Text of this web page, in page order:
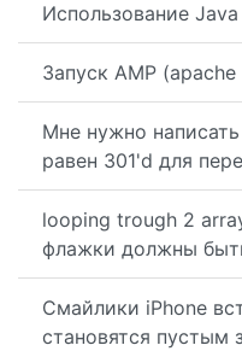
Использование
Запуск AMP
Мне нужно
равен 301'd для
looping trough 2
флажки должны
Смайлики iPhone
становятся пустым